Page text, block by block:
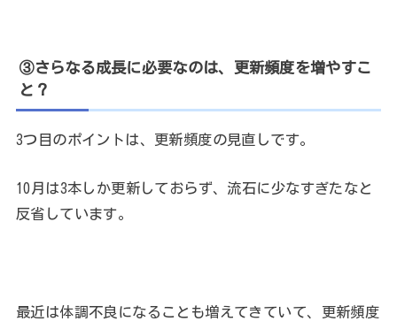
③さらなる成長に必要なのは、更新頻度を増やすこ
と？
3つ目のポイントは、更新頻度の見直しです。
10月は3本しか更新しておらず、流石に少なすぎたなと
反省しています。
最近は体調不良になることも増えてきていて、更新頻度